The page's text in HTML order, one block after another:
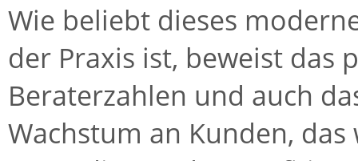
Wie beliebt dieses
der Praxis ist, beweist das
Beraterzahlen und auch
Wachstum an Kunden,